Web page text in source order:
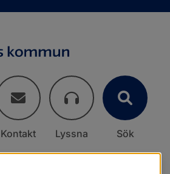
Kontakt Lyssna Sök